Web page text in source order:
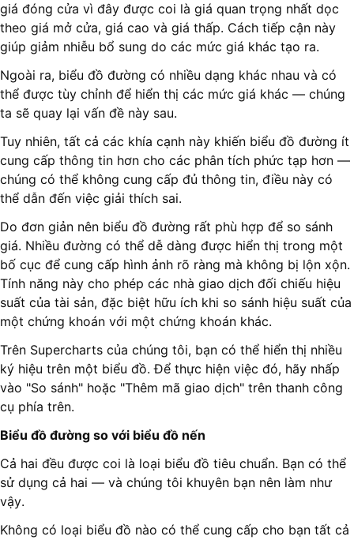
giá đóng cửa vì đây được coi là giá quan trọng nhất dọc
theo giá mở cửa, giá cao và giá thấp. Cách tiếp cận này
giúp giảm nhiễu bổ sung do các mức giá khác tạo ra.
Ngoài ra, biểu đồ đường có nhiều dạng khác nhau và có
thể được tùy chỉnh để hiển thị các mức giá khác — chúng
ta sẽ quay lại vấn đề này sau.
Tuy nhiên, tất cả các khía cạnh này khiến biểu đồ đường ít
cung cấp thông tin hơn cho các phân tích phức tạp hơn —
chúng có thể không cung cấp đủ thông tin, điều này có
thể dẫn đến việc giải thích sai.
Do đơn giản nên biểu đồ đường rất phù hợp để so sánh
giá. Nhiều đường có thể dễ dàng được hiển thị trong một
bố cục để cung cấp hình ảnh rõ ràng mà không bị lộn xộn.
Tính năng này cho phép các nhà giao dịch đối chiếu hiệu
suất của tài sản, đặc biệt hữu ích khi so sánh hiệu suất của
một chứng khoán với một chứng khoán khác.
Trên Supercharts của chúng tôi, bạn có thể hiển thị nhiều
ký hiệu trên một biểu đồ. Để thực hiện việc đó, hãy nhấp
vào "So sánh" hoặc "Thêm mã giao dịch" trên thanh công
cụ phía trên.
Biểu đồ đường so với biểu đồ nến
Cả hai đều được coi là loại biểu đồ tiêu chuẩn. Bạn có thể
sử dụng cả hai — và chúng tôi khuyên bạn nên làm như
vậy.
Không có loại biểu đồ nào có thể cung cấp cho bạn tất cả